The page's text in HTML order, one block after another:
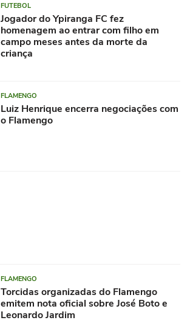
FUTEBOL
Jogador do Ypiranga FC fez
homenagem ao entrar com filho em
campo meses antes da morte da
criança
FLAMENGO
Luiz Henrique encerra negociações com
o Flamengo
FLAMENGO
Torcidas organizadas do Flamengo
emitem nota oficial sobre José Boto e
Leonardo Jardim